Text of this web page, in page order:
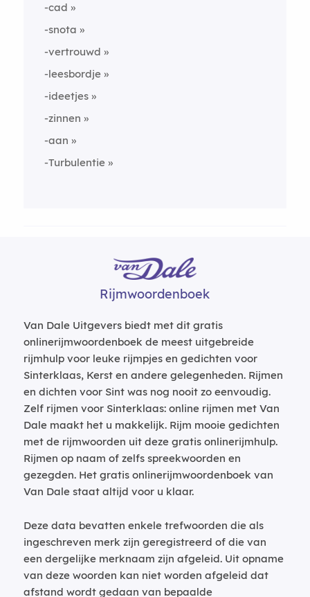
-cad
-snota
-vertrouwd
-leesbordje
-ideetjes
-zinnen
-aan
-Turbulentie
Rijmwoordenboek
Van Dale Uitgevers biedt met dit gratis
onlinerijmwoordenboek de meest uitgebreide
rijmhulp voor leuke rijmpjes en gedichten voor
Sinterklaas, Kerst en andere gelegenheden. Rijmen
en dichten voor Sint was nog nooit zo eenvoudig.
Zelf rijmen voor Sinterklaas: online rijmen met Van
Dale maakt het u makkelijk. Rijm mooie gedichten
met de rijmwoorden uit deze gratis onlinerijmhulp.
Rijmen op naam of zelfs spreekwoorden en
gezegden. Het gratis onlinerijmwoordenboek van
Van Dale staat altijd voor u klaar.
Deze data bevatten enkele trefwoorden die als
ingeschreven merk zijn geregistreerd of die van
een dergelijke merknaam zijn afgeleid. Uit opname
van deze woorden kan niet worden afgeleid dat
afstand wordt gedaan van bepaalde